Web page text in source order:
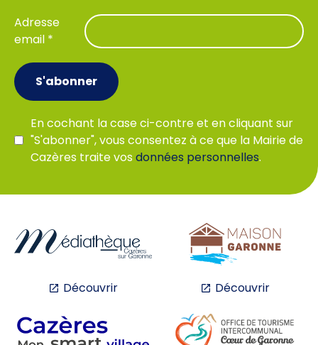
Adresse
email *
En cochant la case ci-contre et en cliquant sur
"S'abonner", vous consentez à ce que la Mairie de
Cazères traite vosdonnées personnelles.
S'abonner
Découvrir Découvrir